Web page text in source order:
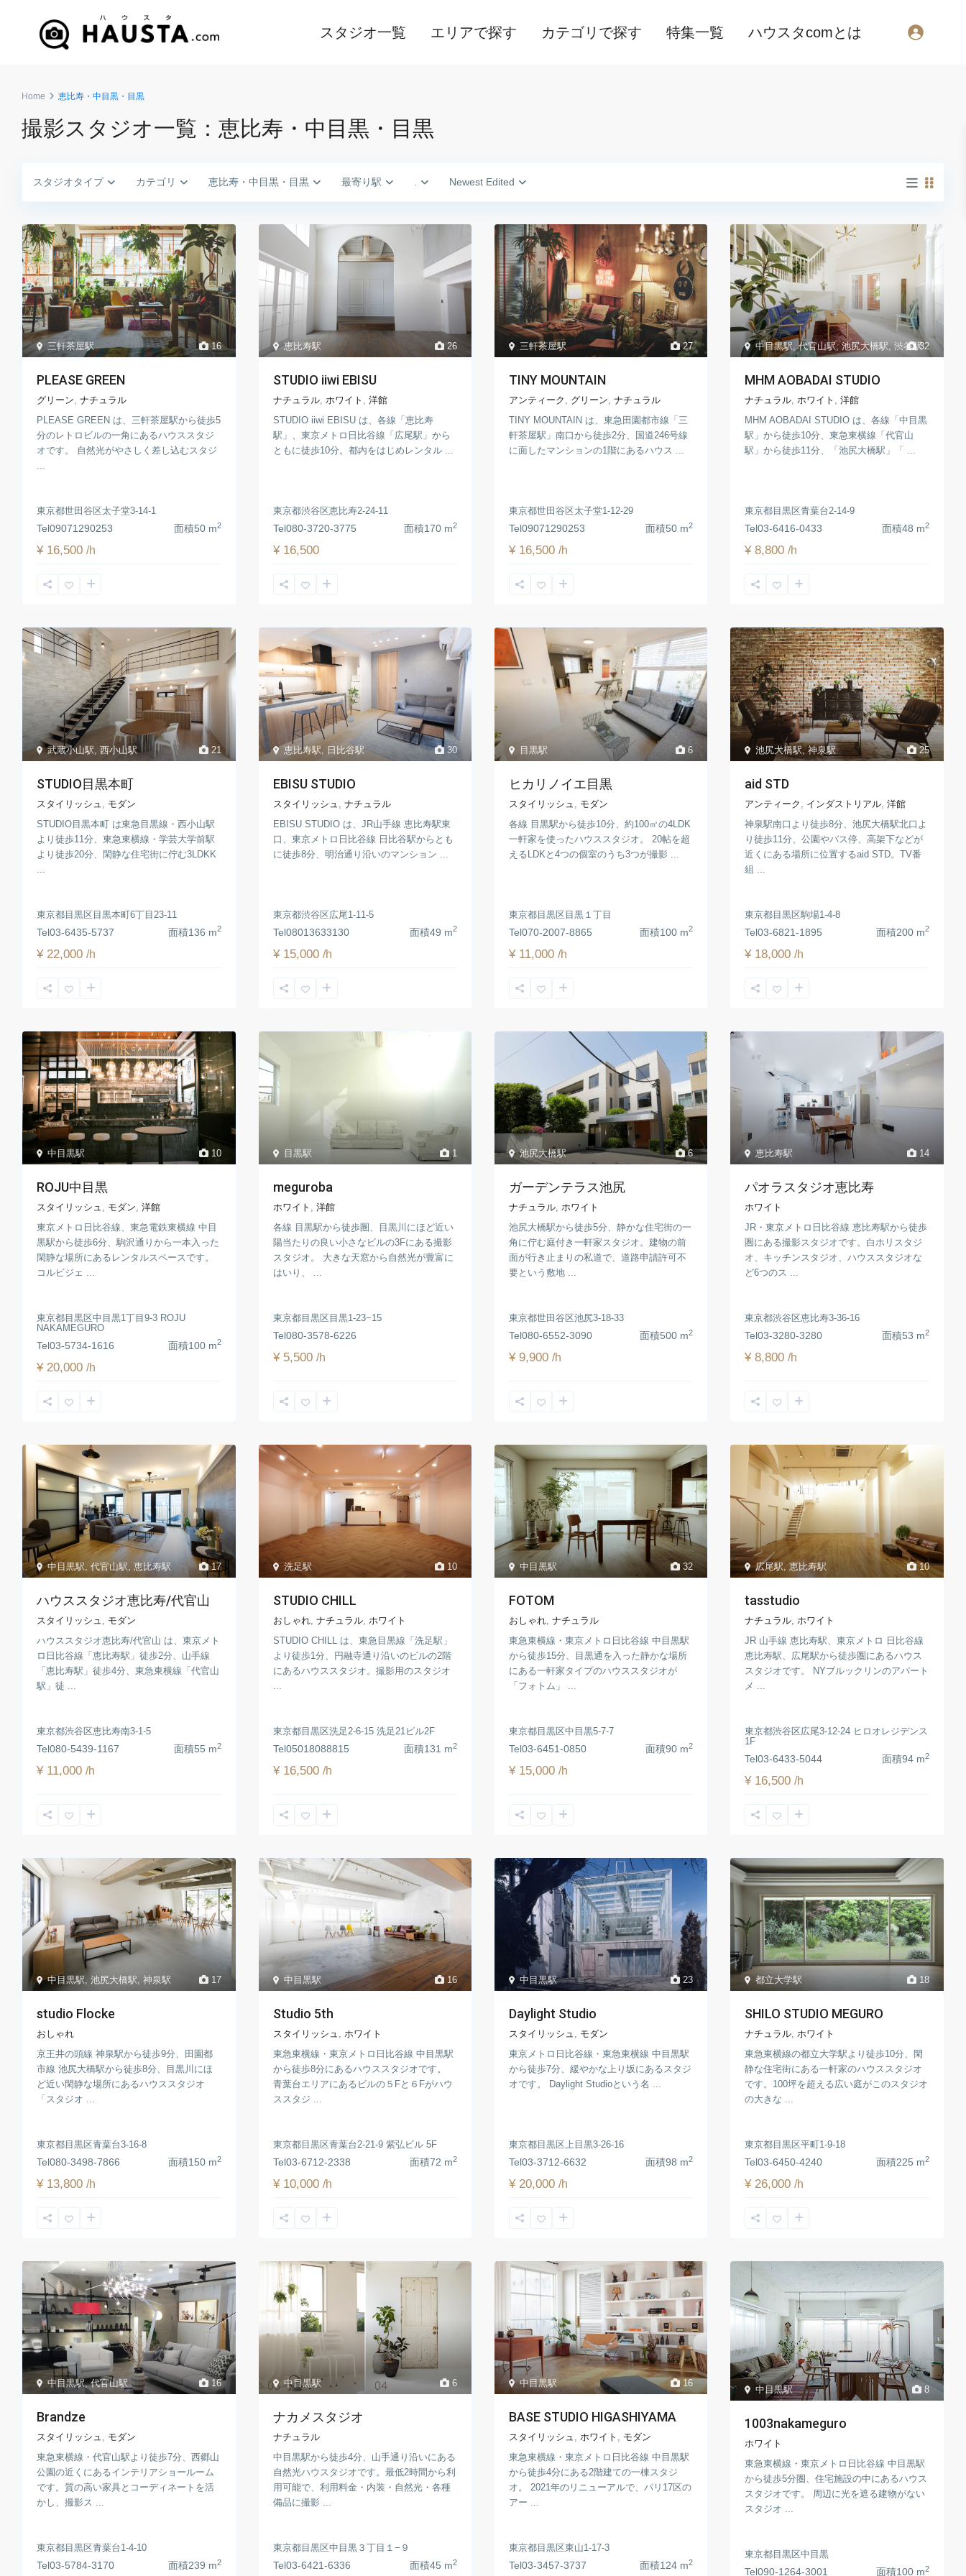
スタジオ一覧 エリアで探す カテゴリで探す 特集一覧 ハウスタcomとは
Home 恵比寿・中目黒・目黒
撮影スタジオ一覧：恵比寿・中目黒・目黒
スタジオタイプ カテゴリ 恵比寿・中目黒・目黒 最寄り駅 Newest Edited
16
三軒茶屋駅
PLEASE GREEN
グリーン,ナチュラル
PLEASE GREEN は、三軒茶屋駅から徒歩5
分のレトロビルの一角にあるハウススタジ
オです。 自然光がやさしく差し込むスタジ
...
東京都世田谷区太子堂3-14-1
Tel09071290253 面積50 m2
¥ 16,500/h
26
恵比寿駅
STUDIO iiwi EBISU
ナチュラル, ホワイト , 洋館
STUDIO iiwi EBISU は、各線「恵比寿
駅」、東京メトロ日比谷線「広尾駅」から
ともに徒歩10分。都内をはじめレンタル ...
東京都渋谷区恵比寿2-24-11
Tel080-3720-3775 面積170 m2
¥ 16,500
27
三軒茶屋駅
TINY MOUNTAIN
アンティーク , グリーン, ナチュラル
TINY MOUNTAIN は、東急田園都市線「三
軒茶屋駅」南口から徒歩2分、国道246号線
に面したマンションの1階にあるハウス ...
東京都世田谷区太子堂1-12-29
Tel09071290253 面積50 m2
¥ 16,500 /h
32
中目黒駅,代官山駅,池尻大橋駅,渋谷駅
MHM AOBADAI STUDIO
ナチュラル,ホワイト ,洋館
MHM AOBADAI STUDIO は、各線「中目黒
駅」から徒歩10分、東急東横線「代官山
駅」から徒歩11分、「池尻大橋駅」「 ...
東京都目黒区青葉台2-14-9
Tel03-6416-0433 面積48 m2
¥ 8,800/h
21
武蔵小山駅 ,西小山駅
STUDIO目黒本町
スタイリッシュ
モダン
STUDIO目黒本町 は東急目黒線・西小山駅
より徒歩11分、東急東横線・学芸大学前駅
より徒歩20分、閑静な住宅街に佇む3LDKK
東京都目黒区目黒本町6丁目23-11
Tel03-6435-5737 面積136 m2
¥ 22,000/h
30
恵比寿駅 日比谷駅
EBISU STUDIO
スタイリッシュ
ナチュラル
EBISU STUDIO は、JR山手線 恵比寿駅東
口、東京メトロ日比谷線 日比谷駅からとも
に徒歩8分、明治通り沿いのマンション ...
東京都渋谷区広尾1-11-5
Tel08013633130 面積49 m2
¥ 15,000 /h
6
目黒駅
ヒカリノイエ目黒
スタイリッシュ
モダン
各線 目黒駅から徒歩10分、約100㎡の4LDK
一軒家を使ったハウススタジオ。 20帖を超
えるLDKと4つの個室のうち3つが撮影 ...
東京都目黒区目黒１丁目
Tel070-2007-8865 面積100 m2
¥ 11,000 /h
25
池尻大橋駅,神泉駅
aid STD
アンティーク インダストリアル ,洋館
神泉駅南口より徒歩8分、池尻大橋駅北口よ
り徒歩11分、公園やバス停、高架下などが
近くにある場所に位置するaid STD。TV番
組 ...
東京都目黒区駒場1-4-8
Tel03-6821-1895 面積200 m2
¥ 18,000/h
10
中目黒駅
ROJU中目黒
スタイリッシュ モダン ,洋館
東京メトロ日比谷線、東急電鉄東横線 中目
黒駅から徒歩6分、駒沢通りから一本入った
閑静な場所にあるレンタルスペースです。
コルビジェ ...
東京都目黒区中目黒1丁目9-3 ROJU
NAKAMEGURO
Tel03-5734-1616 面積100 m2
¥ 20,000/h
1
目黒駅
meguroba
ホワイト
洋館
各線 目黒駅から徒歩圏、目黒川にほど近い
陽当たりの良い小さなビルの3Fにある撮影
スタジオ。 大きな天窓から自然光が豊富に
はいり、 ...
東京都目黒区目黒1-23−15
Tel080-3578-6226
¥ 5,500 /h
6
池尻大橋駅
ガーデンテラス池尻
ナチュラル ホワイト
池尻大橋駅から徒歩5分、静かな住宅街の一
角に佇む庭付き一軒家スタジオ。建物の前
面が行き止まりの私道で、道路申請許可不
要という敷地 ...
​東京都世田谷区池尻3-18-33
Tel080-6552-3090 面積500 m2
¥ 9,900 /h
14
恵比寿駅
パオラスタジオ恵比寿
ホワイト
JR・東京メトロ日比谷線 恵比寿駅から徒歩
圏にある撮影スタジオです。白ホリスタジ
オ、キッチンスタジオ、ハウススタジオな
ど6つのス ...
東京都渋谷区恵比寿3-36-16
Tel03-3280-3280 面積53 m2
¥ 8,800/h
17
中目黒駅,代官山駅,恵比寿駅
ハウススタジオ恵比寿/代官山︎
スタイリッシュ , モダン
ハウススタジオ恵比寿/代官山︎ は、東京メト
ロ日比谷線「恵比寿駅」徒歩2分、山手線
「恵比寿駅」徒歩4分、東急東横線「代官山
駅」徒 ...
東京都渋谷区恵比寿南3-1-5
Tel080-5439-1167 面積55 m2
¥ 11,000/h
10
洗足駅
STUDIO CHILL
おしゃれ, ナチュラル, ホワイト
STUDIO CHILL は、東急目黒線「洗足駅」
より徒歩1分、円融寺通り沿いのビルの2階
にあるハウススタジオ。撮影用のスタジオ
...
東京都目黒区洗足2-6-15 洗足21ビル2F
Tel05018088815 面積131 m2
¥ 16,500 /h
32
中目黒駅
FOTOM
おしゃれ, ナチュラル
東急東横線・東京メトロ日比谷線 中目黒駅
から徒歩15分、目黒通を入った静かな場所
にある一軒家タイプのハウススタジオが
「フォトム」 ...
東京都目黒区中目黒5-7-7
Tel03-6451-0850 面積90 m2
¥ 15,000 /h
10
広尾駅 ,恵比寿駅
tasstudio
ナチュラル ホワイト
JR 山手線 恵比寿駅、東京メトロ 日比谷線
恵比寿駅、広尾駅から徒歩圏にあるハウス
スタジオです。 NYブルックリンのアパート
メ ...
東京都渋谷区広尾3-12-24 ヒロオレジデンス
1F
Tel03-6433-5044 面積94 m2
¥ 16,500/h
17
中目黒駅,池尻大橋駅,神泉駅
studio Flocke
おしゃれ
京王井の頭線 神泉駅から徒歩9分、田園都
市線 池尻大橋駅から徒歩8分、目黒川にほ
ど近い閑静な場所にあるハウススタジオ
「スタジオ ...
東京都目黒区青葉台3-16-8
Tel080-3498-7866 面積150 m2
¥ 13,800/h
16
中目黒駅
Studio 5th
スタイリッシュ , ホワイト
東急東横線・東京メトロ日比谷線 中目黒駅
から徒歩8分にあるハウススタジオです。
青葉台エリアにあるビルの５Fと６Fがハウ
ススタジ ...
東京都目黒区青葉台2-21-9 紫弘ビル 5F
Tel03-6712-2338 面積72 m2
¥ 10,000 /h
23
中目黒駅
Daylight Studio
スタイリッシュ , モダン
東京メトロ日比谷線・東急東横線 中目黒駅
から徒歩7分、緩やかな上り坂にあるスタジ
オです。 Daylight Studioという名 ...
東京都目黒区上目黒3-26-16
Tel03-3712-6632 面積98 m2
¥ 20,000 /h
18
都立大学駅
SHILO STUDIO MEGURO
ナチュラル,ホワイト
東急東横線の都立大学駅より徒歩10分、閑
静な住宅街にある一軒家のハウススタジオ
です。100坪を超える広い庭がこのスタジオ
の大きな ...
東京都目黒区平町1-9-18
Tel03-6450-4240 面積225 m2
¥ 26,000/h
16
中目黒駅,代官山駅
Brandze
スタイリッシュ , モダン
東急東横線・代官山駅より徒歩7分、西郷山
公園の近くにあるインテリアショールーム
です。質の高い家具とコーディネートを活
かし、撮影ス ...
東京都目黒区青葉台1-4-10
Tel03-5784-3170 面積239 m2
6
中目黒駅
ナカメスタジオ
ナチュラル
中目黒駅から徒歩4分、山手通り沿いにある
自然光ハウスタジオです。最低2時間から利
用可能で、利用料金・内装・自然光・各種
備品に撮影 ...
東京都目黒区中目黒３丁目１−９
Tel03-6421-6336 面積45 m2
16
中目黒駅
BASE STUDIO HIGASHIYAMA
スタイリッシュ , ホワイト , モダン
東急東横線・東京メトロ日比谷線 中目黒駅
から徒歩4分にある2階建ての一棟スタジ
オ。 2021年のリニューアルで、パリ17区の
アー ...
東京都目黒区東山1-17-3
Tel03-3457-3737 面積124 m2
8
中目黒駅
1003nakameguro
ホワイト
東急東横線・東京メトロ日比谷線 中目黒駅
から徒歩5分圏、住宅施設の中にあるハウス
スタジオです。 周辺に光を遮る建物がない
スタジオ ...
東京都目黒区中目黒
Tel090-1264-3001 面積100 m2